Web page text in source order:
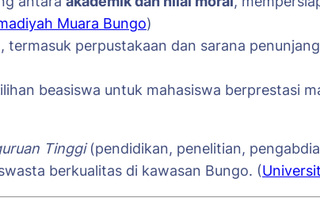
Muara Bungo)
perpustakaan dan sarana
beasiswa untuk mahasiswa berprestasi
Tinggi(pendidikan, penelitian,
berkualitas di kawasan Bungo. (